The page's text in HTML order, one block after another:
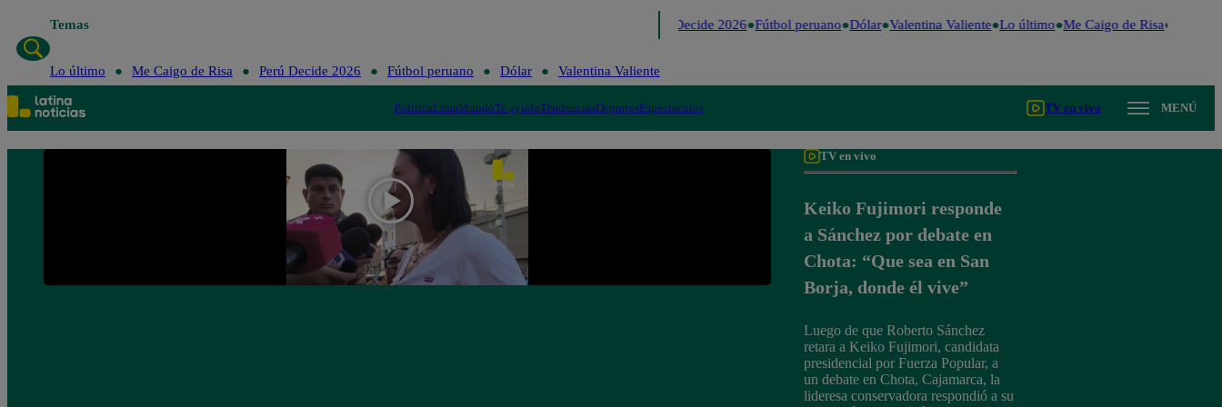
Temas Perú Decide 2026 Fútbol peruano Dólar Valentina Valiente Lo último Me Caigo de Risa Perú
Lo último Me Caigo de Risa Perú Decide 2026 Fútbol peruano Dólar Valentina Valiente
PolíticaLimaMundoTe ayudoTendenciasDeportesEspectáculos TV en vivo MENÚ
TV en vivo
Keiko Fujimori responde
a Sánchez por debate en
Chota: “Que sea en San
Borja, donde él vive”
Luego de que Roberto Sánchez
retara a Keiko Fujimori, candidata
presidencial por Fuerza Popular, a
un debate en Chota, Cajamarca, la
lideresa conservadora respondió a su